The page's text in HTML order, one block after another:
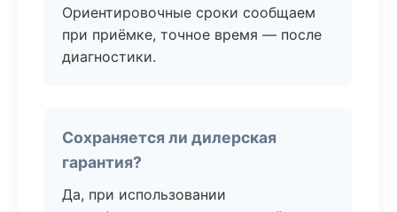
Ориентировочные сроки сообщаем
при приёмке, точное время — после
диагностики.
Сохраняется ли дилерская
гарантия?
Да, при использовании